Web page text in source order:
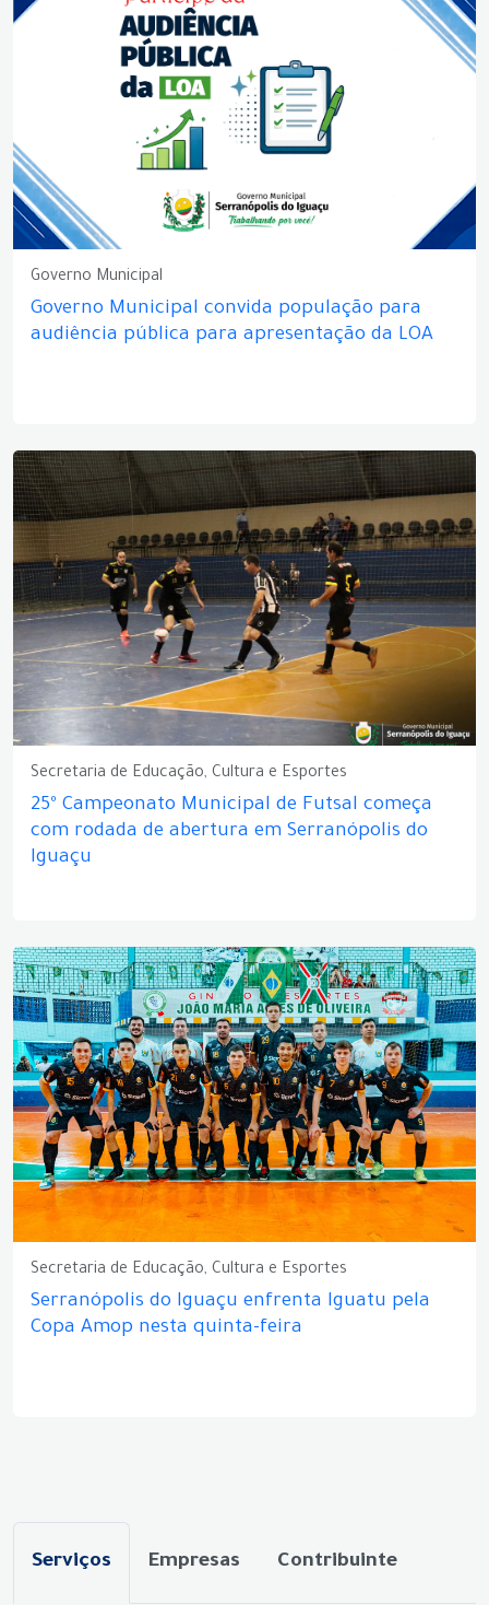
Governo Municipal
Governo Municipal convida população para
audiência pública para apresentação da LOA
Secretaria de Educação, Cultura e Esportes
25º Campeonato Municipal de Futsal começa
com rodada de abertura em Serranópolis do
Iguaçu
Secretaria de Educação, Cultura e Esportes
Serranópolis do Iguaçu enfrenta Iguatu pela
Copa Amop nesta quinta-feira
Serviços Empresas Contribuinte